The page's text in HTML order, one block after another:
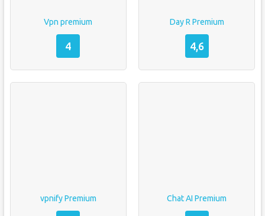
Vpn premium
4
Day R Premium
4,6
vpnify Premium Chat AI Premium